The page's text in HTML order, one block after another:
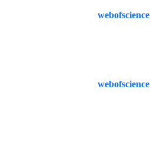
webofscience
webofscience